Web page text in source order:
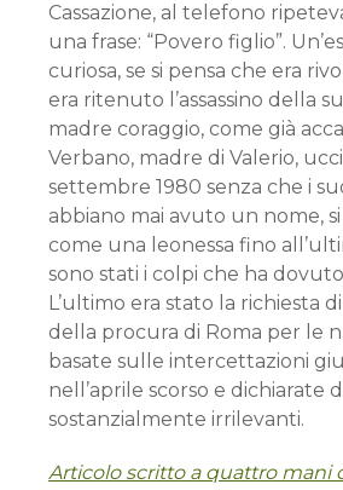
Cassazione, al telefono
una frase: “Povero figlio”.
curiosa, se si pensa che era
era ritenuto l’assassino della
madre coraggio, come già
Verbano, madre di Valerio,
settembre 1980 senza che i
abbiano mai avuto un nome,
come una leonessa fino
sono stati i colpi che ha dovuto
L’ultimo era stato la richiesta
della procura di Roma per le
basate sulle intercettazioni
nell’aprile scorso e dichiarate
sostanzialmente irrilevanti.
Articolo scritto a quattro mani